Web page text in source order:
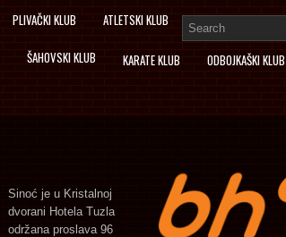
PLIVAČKI KLUB ATLETSKI KLUB
ŠAHOVSKI KLUB KARATE KLUB ODBOJKAŠKI KLUB
Sinoć je u Kristalnoj
dvorani Hotela Tuzla
održana proslava 96